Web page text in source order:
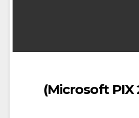
تحميل Microsoft PIX 2505.30 (x64)